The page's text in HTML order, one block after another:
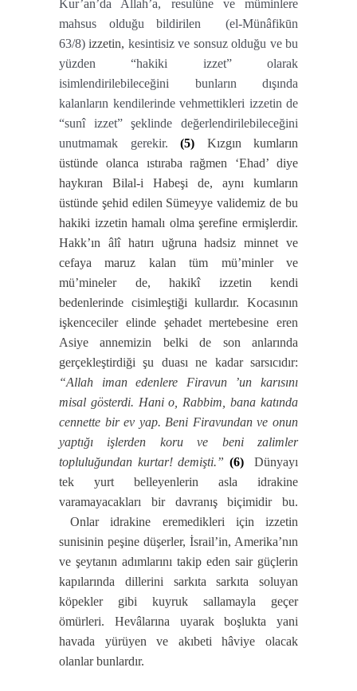
Kur’an’da Allah’a, resulüne ve müminlere
mahsus olduğu bildirilen (el-Münâfikūn
63/8) izzetin, kesintisiz ve sonsuz olduğu ve bu
yüzden “hakiki izzet” olarak
isimlendirilebileceğini bunların dışında
kalanların kendilerinde vehmettikleri izzetin de
“sunî izzet” şeklinde değerlendirilebileceğini
unutmamak gerekir. (5) Kızgın kumların
üstünde olanca ıstıraba rağmen ‘Ehad’ diye
haykıran Bilal-i Habeşi de, aynı kumların
üstünde şehid edilen Sümeyye validemiz de bu
hakiki izzetin hamalı olma şerefine ermişlerdir.
Hakk’ın âlî hatırı uğruna hadsiz minnet ve
cefaya maruz kalan tüm mü’minler ve
mü’mineler de, hakikî izzetin kendi
bedenlerinde cisimleştiği kullardır. Kocasının
işkenceciler elinde şehadet mertebesine eren
Asiye annemizin belki de son anlarında
gerçekleştirdiği şu duası ne kadar sarsıcıdır:
“Allah iman edenlere Firavun ’un karısını
misal gösterdi. Hani o, Rabbim, bana katında
cennette bir ev yap. Beni Firavundan ve onun
yaptığı işlerden koru ve beni zalimler
topluluğundan kurtar! demişti.” (6)Dünyayı
tek yurt belleyenlerin asla idrakine
varamayacakları bir davranış biçimidir bu.
Onlar idrakine eremedikleri için izzetin
sunisinin peşine düşerler, İsrail’in, Amerika’nın
ve şeytanın adımlarını takip eden sair güçlerin
kapılarında dillerini sarkıta sarkıta soluyan
köpekler gibi kuyruk sallamayla geçer
ömürleri. Hevâlarına uyarak boşlukta yani
havada yürüyen ve akıbeti hâviye olacak
olanlar bunlardır.